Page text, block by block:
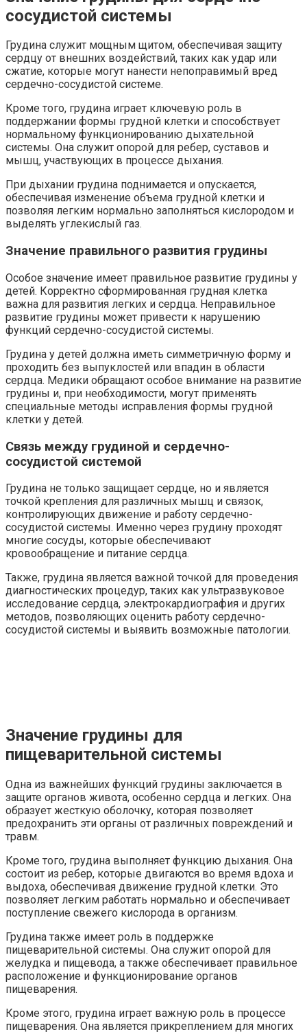
сосудистой системы
Грудина служит мощным щитом, обеспечивая защиту
сердцу от внешних воздействий, таких как удар или
сжатие, которые могут нанести непоправимый вред
сердечно-сосудистой системе.
Кроме того, грудина играет ключевую роль в
поддержании формы грудной клетки и способствует
нормальному функционированию дыхательной
системы. Она служит опорой для ребер, суставов и
мышц, участвующих в процессе дыхания.
При дыхании грудина поднимается и опускается,
обеспечивая изменение объема грудной клетки и
позволяя легким нормально заполняться кислородом и
выделять углекислый газ.
Значение правильного развития грудины
Особое значение имеет правильное развитие грудины у
детей. Корректно сформированная грудная клетка
важна для развития легких и сердца. Неправильное
развитие грудины может привести к нарушению
функций сердечно-сосудистой системы.
Грудина у детей должна иметь симметричную форму и
проходить без выпуклостей или впадин в области
сердца. Медики обращают особое внимание на развитие
грудины и, при необходимости, могут применять
специальные методы исправления формы грудной
клетки у детей.
Связь между грудиной и сердечно-
сосудистой системой
Грудина не только защищает сердце, но и является
точкой крепления для различных мышц и связок,
контролирующих движение и работу сердечно-
сосудистой системы. Именно через грудину проходят
многие сосуды, которые обеспечивают
кровообращение и питание сердца.
Также, грудина является важной точкой для проведения
диагностических процедур, таких как ультразвуковое
исследование сердца, электрокардиография и других
методов, позволяющих оценить работу сердечно-
сосудистой системы и выявить возможные патологии.
Значение грудины для
пищеварительной системы
Одна из важнейших функций грудины заключается в
защите органов живота, особенно сердца и легких. Она
образует жесткую оболочку, которая позволяет
предохранить эти органы от различных повреждений и
травм.
Кроме того, грудина выполняет функцию дыхания. Она
состоит из ребер, которые двигаются во время вдоха и
выдоха, обеспечивая движение грудной клетки. Это
позволяет легким работать нормально и обеспечивает
поступление свежего кислорода в организм.
Грудина также имеет роль в поддержке
пищеварительной системы. Она служит опорой для
желудка и пищевода, а также обеспечивает правильное
расположение и функционирование органов
пищеварения.
Кроме этого, грудина играет важную роль в процессе
пищеварения. Она является прикреплением для многих